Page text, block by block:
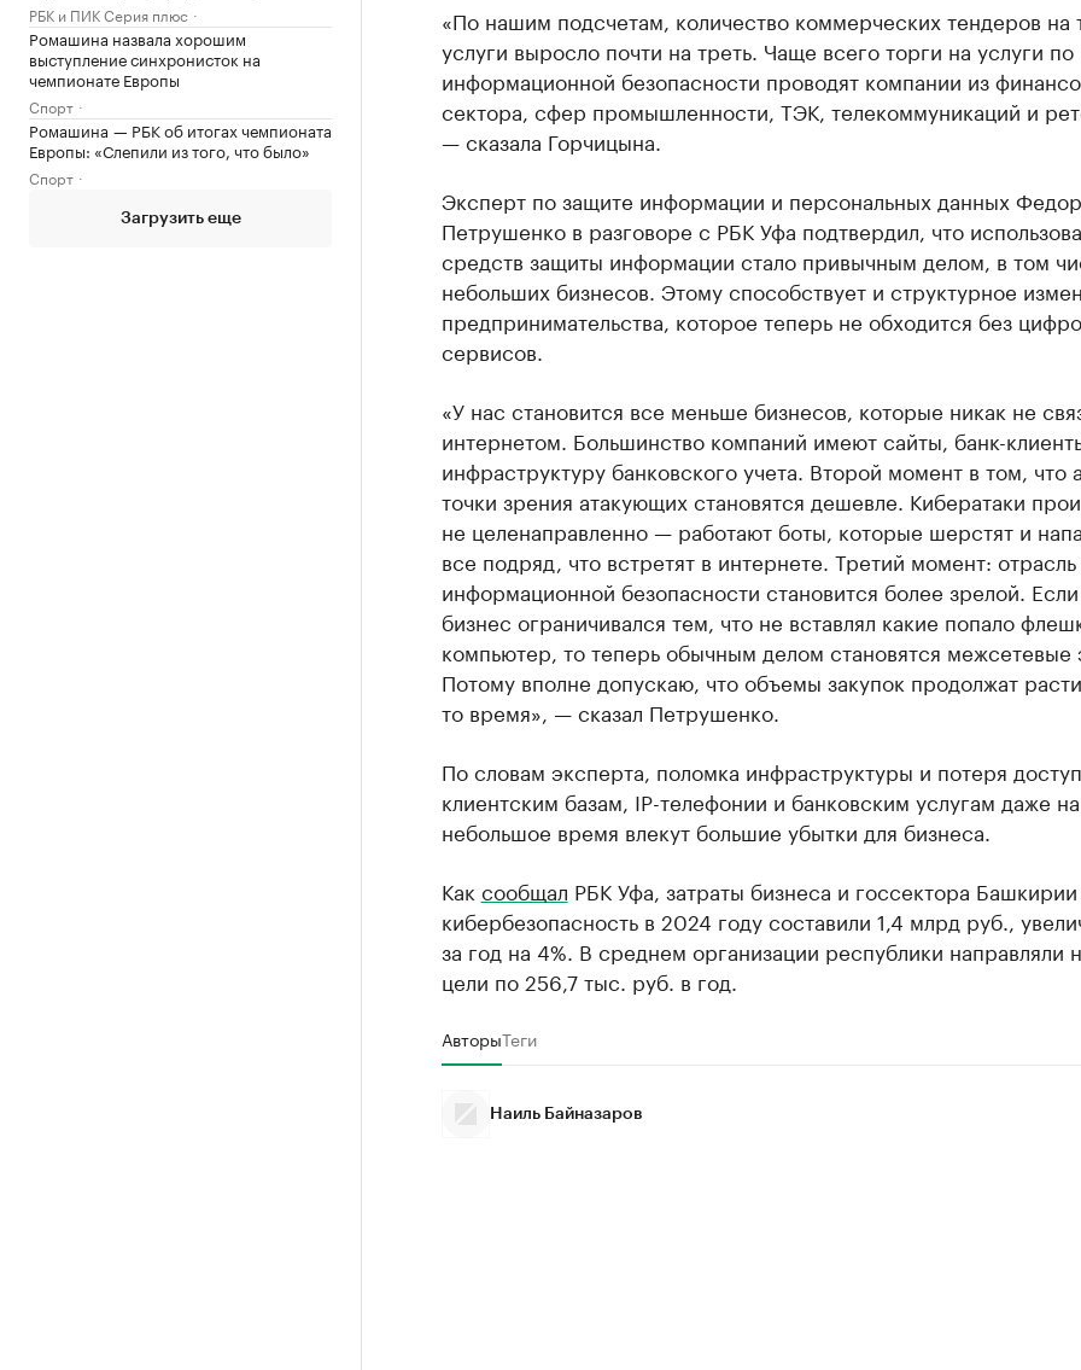
РБК и ПИК Серия плюс
Ромашина назвала хорошим
выступление синхронисток на
чемпионате Европы
Спорт
Ромашина — РБК об итогах чемпионата
Европы: «Слепили из того, что было»
Спорт
Загрузить еще
«По нашим подсчетам, количество коммерческих тендеров на
услуги выросло почти на треть. Чаще всего торги на услуги по
информационной безопасности проводят компании из
сектора, сфер промышленности, ТЭК, телекоммуникаций и
— сказала Горчицына.
Эксперт по защите информации и персональных данных Федор
Петрушенко в разговоре с РБК Уфа подтвердил, что
средств защиты информации стало привычным делом, в том
небольших бизнесов. Этому способствует и структурное
предпринимательства, которое теперь не обходится без
сервисов.
«У нас становится все меньше бизнесов, которые никак не
интернетом. Большинство компаний имеют сайты, банк-
инфраструктуру банковского учета. Второй момент в том, что
точки зрения атакующих становятся дешевле. Кибератаки
не целенаправленно — работают боты, которые шерстят и
все подряд, что встретят в интернете. Третий момент: отрасль
информационной безопасности становится более зрелой.
бизнес ограничивался тем, что не вставлял какие попало
компьютер, то теперь обычным делом становятся межсетевые
Потому вполне допускаю, что объемы закупок продолжат
то время», — сказал Петрушенко.
По словам эксперта, поломка инфраструктуры и потеря
клиентским базам, IP-телефонии и банковским услугам даже на
небольшое время влекут большие убытки для бизнеса.
Как сообщал РБК Уфа, затраты бизнеса и госсектора
кибербезопасность в 2024 году составили 1,4 млрд руб.,
за год на 4%. В среднем организации республики направляли
цели по 256,7 тыс. руб. в год.
АвторыТеги
Наиль Байназаров